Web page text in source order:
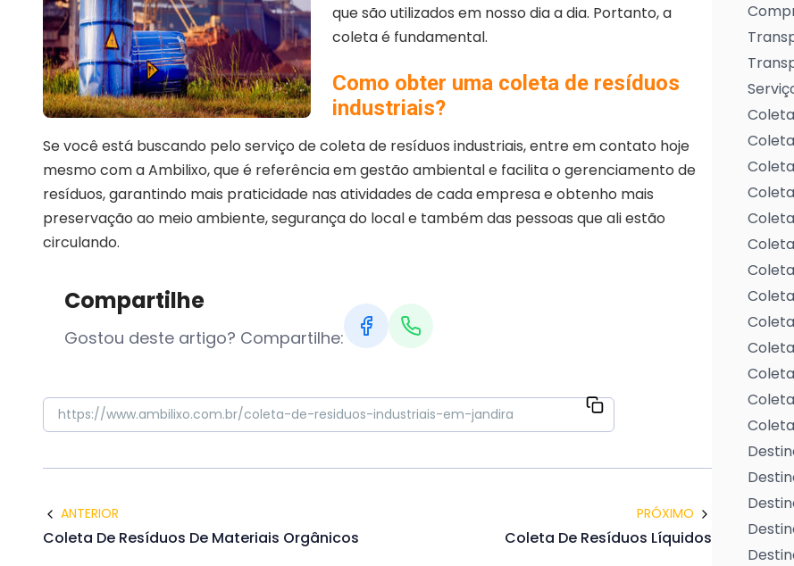
que são utilizados em nosso dia a dia. Portanto, a
coleta é fundamental.
Como obter uma coleta de resíduos
industriais?
Se você está buscando pelo serviço de coleta de resíduos industriais, entre em contato hoje
mesmo com a Ambilixo, que é referência em gestão ambiental e facilita o gerenciamento de
resíduos, garantindo mais praticidade nas atividades de cada empresa e obtenho mais
preservação ao meio ambiente, segurança do local e também das pessoas que ali estão
circulando.
Compartilhe
Gostou deste artigo? Compartilhe:
ANTERIOR
Coleta De Resíduos De Materiais Orgânicos
PRÓXIMO
Coleta De Resíduos Líquidos